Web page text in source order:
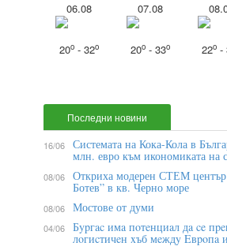
06.08
20o - 32o
07.08
20o - 33o 22o -
Последни новини
16/06 Системата на Кока-Кола в
млн. евро към икономиката на
08/06 Откриха модерен СТЕМ
Ботев” в кв. Черно море
08/06 Мостове от думи
04/06 Бypгac имa пoтeнциaл дa ce
лoгиcтичeн xъб мeждy Eвpoпa